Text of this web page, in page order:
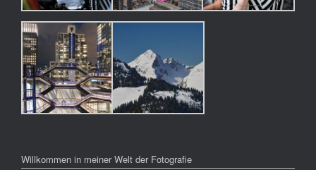
Willkommen in meiner Welt der Fotografie